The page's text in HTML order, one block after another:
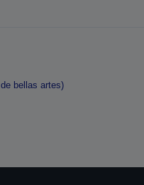
bellas artes)